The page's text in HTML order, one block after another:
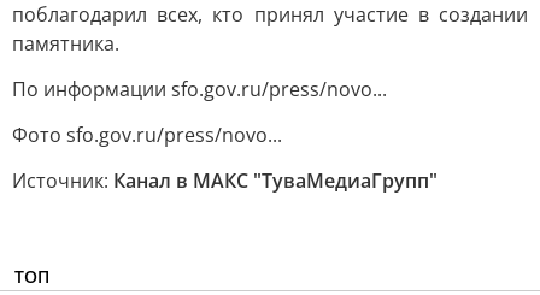
поблагодарил всех, кто принял участие в создании
памятника.
По информации sfo.gov.ru/press/novo...
Фото sfo.gov.ru/press/novo...
Источник: Канал в МАКС "ТуваМедиаГрупп"
ТОП